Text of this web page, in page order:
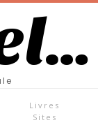
Livres
Sites